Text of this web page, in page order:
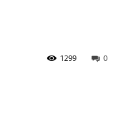
0
1299